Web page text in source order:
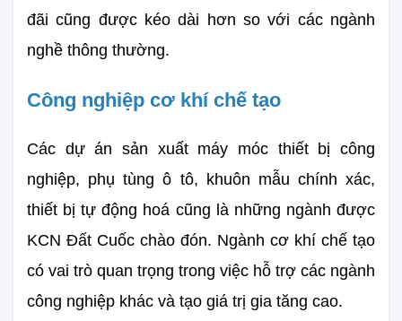
đãi cũng được kéo dài hơn so với các ngành
nghề thông thường.
Công nghiệp cơ khí chế tạo
Các dự án sản xuất máy móc thiết bị công
nghiệp, phụ tùng ô tô, khuôn mẫu chính xác,
thiết bị tự động hoá cũng là những ngành được
KCN Đất Cuốc chào đón. Ngành cơ khí chế tạo
có vai trò quan trọng trong việc hỗ trợ các ngành
công nghiệp khác và tạo giá trị gia tăng cao.